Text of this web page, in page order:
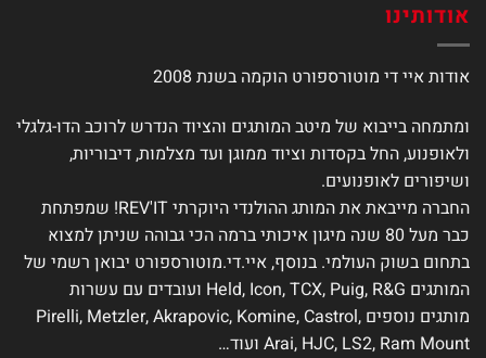
ניתן
האפשרויות
המוצר
אודותינו
אודות איי די מוטורספורט הוקמה בשנת 2008
ומתמחה בייבוא של מיטב המותגים והציוד הנדרש לרוכב הדו-גלגלי
ולאופנוע, החל בקסדות וציוד ממוגן ועד מצלמות, דיבוריות,
ושיפורים לאופנועים.
החברה מייבאת את המותג ההולנדי היוקרתי REV'IT! שמפתחת
כבר מעל 80 שנה מיגון איכותי ברמה הכי גבוהה שניתן למצוא
בתחום בשוק העולמי. בנוסף, איי.די.מוטורספורט יבואן רשמי של
המותגים Held, Icon, TCX, Puig, R&G ועובדים עם עשרות
מותגים נוספים Pirelli, Metzler, Akrapovic, Komine, Castrol,
Arai, HJC, LS2, Ram Mount ועוד…